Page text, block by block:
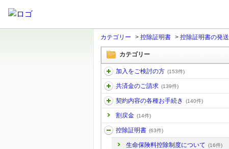
カテゴリー > 控除証明書 > 控除証明書の発送
カテゴリー
加入をご検討の方 (153件)
共済金のご請求 (139件)
契約内容の各種お手続き (140件)
割戻金 (14件)
控除証明書 (63件)
生命保険料控除制度について (16件)